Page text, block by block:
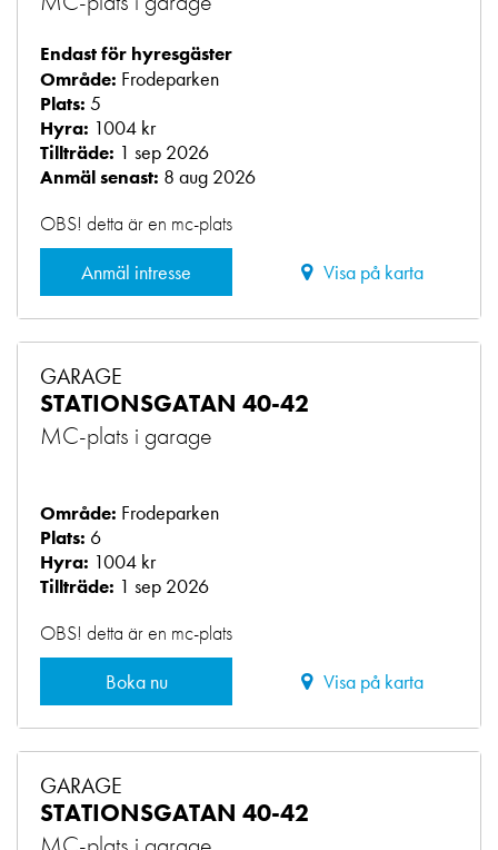
Endast för hyresgäster
Område: Frodeparken
Plats: 5
Hyra: 1004 kr
Tillträde: 1 sep 2026
Anmäl senast: 8 aug 2026
OBS! detta är en mc-plats
Anmäl intresse
Visa på karta
GARAGE
STATIONSGATAN 40-42
MC-plats i garage
Område: Frodeparken
Plats: 6
Hyra: 1004 kr
Tillträde: 1 sep 2026
OBS! detta är en mc-plats
Boka nu
Visa på karta
GARAGE
STATIONSGATAN 40-42